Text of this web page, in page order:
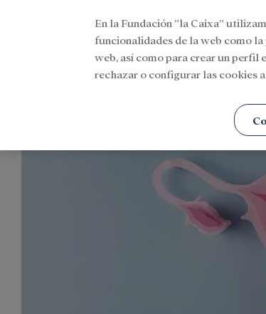
Investigación y becas
En la Fundación ”la Caixa”
funcionalidades de la web como
web, así como para crear un perfil
rechazar o configurar las cookies